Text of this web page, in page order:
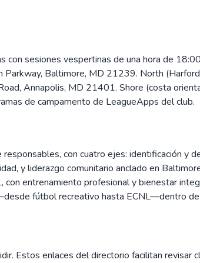
sesiones vespertinas de una hora de
Baltimore, MD 21239. North
Annapolis, MD 21401. Shore (costa
de campamento de LeagueApps del club.
con cuatro ejes: identificación y
y liderazgo comunitario anclado en
entrenamiento profesional y bienestar
fútbol recreativo hasta ECNL—dentro
Estos enlaces del directorio facilitan revisar